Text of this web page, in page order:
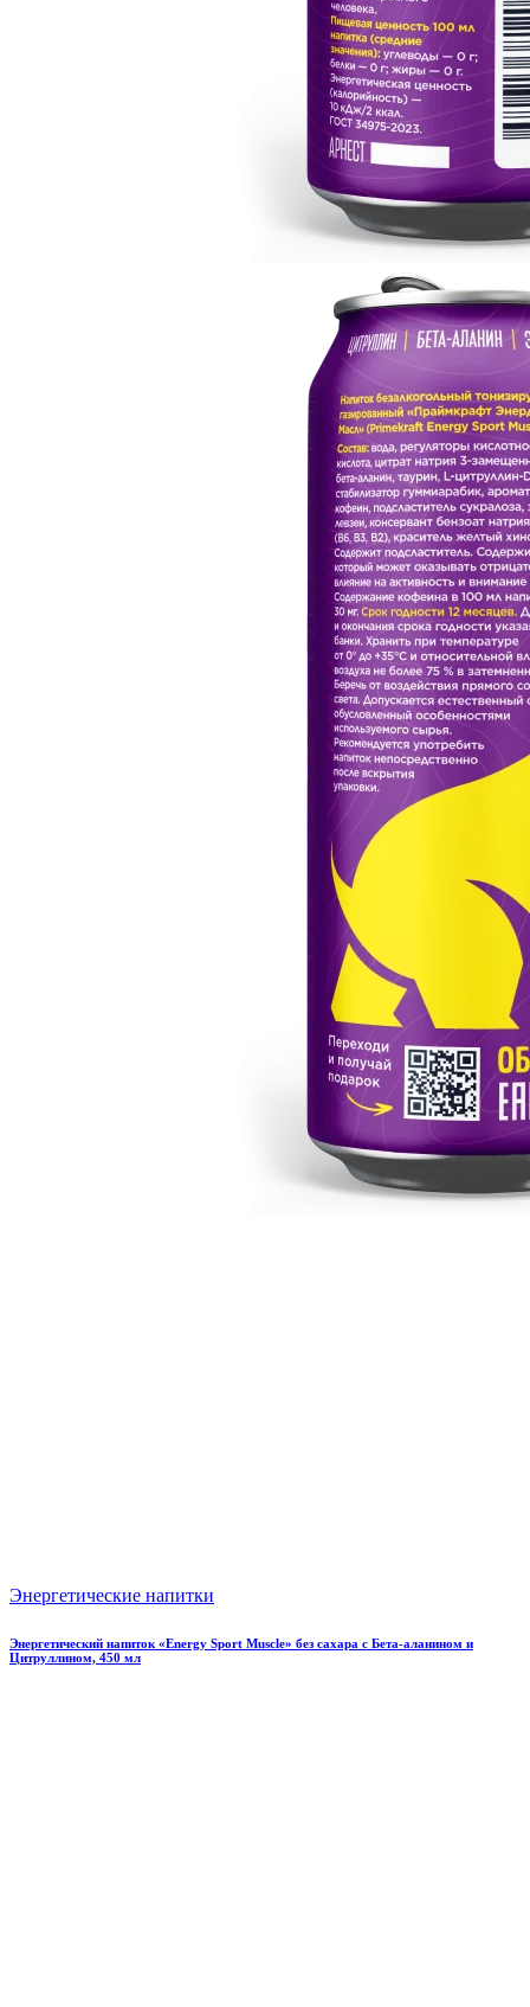
Энергетические напитки
Энергетический напиток «Energy Sport Muscle» без сахара с Бета-аланином и
Цитруллином, 450 мл